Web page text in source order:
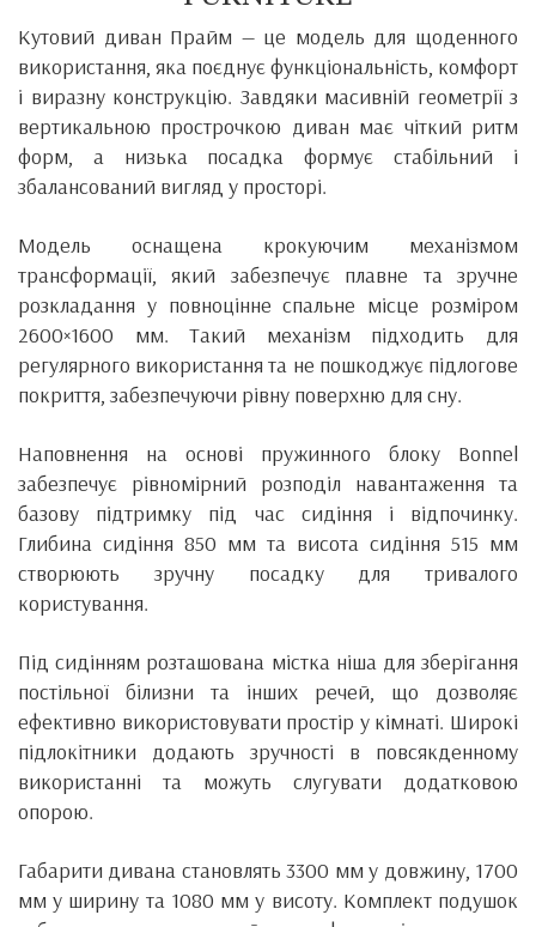
Кутовий диван Прайм — це модель для щоденного
використання, яка поєднує функціональність, комфорт
і виразну конструкцію. Завдяки масивній геометрії з
вертикальною прострочкою диван має чіткий ритм
форм, а низька посадка формує стабільний і
збалансований вигляд у просторі.
Модель оснащена крокуючим механізмом
трансформації, який забезпечує плавне та зручне
розкладання у повноцінне спальне місце розміром
2600×1600 мм. Такий механізм підходить для
регулярного використання та не пошкоджує підлогове
покриття, забезпечуючи рівну поверхню для сну.
Наповнення на основі пружинного блоку Bonnel
забезпечує рівномірний розподіл навантаження та
базову підтримку під час сидіння і відпочинку.
Глибина сидіння 850 мм та висота сидіння 515 мм
створюють зручну посадку для тривалого
користування.
Під сидінням розташована містка ніша для зберігання
постільної білизни та інших речей, що дозволяє
ефективно використовувати простір у кімнаті. Широкі
підлокітники додають зручності в повсякденному
використанні та можуть слугувати додатковою
опорою.
Габарити дивана становлять 3300 мм у довжину, 1700
мм у ширину та 1080 мм у висоту. Комплект подушок